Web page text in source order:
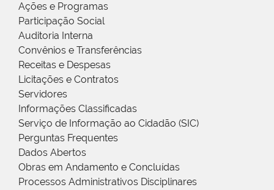
Ações e Programas
Participação Social
Auditoria Interna
Convênios e Transferências
Receitas e Despesas
Licitações e Contratos
Servidores
Informações Classificadas
Serviço de Informação ao Cidadão (SIC)
Perguntas Frequentes
Dados Abertos
Obras em Andamento e Concluídas
Processos Administrativos Disciplinares